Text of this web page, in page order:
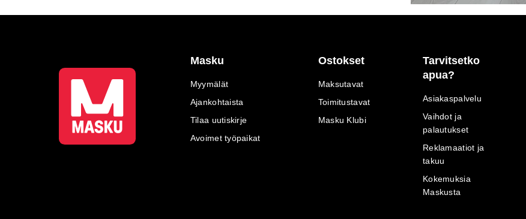
Masku
Myymälät
Ajankohtaista
Tilaa uutiskirje
Avoimet työpaikat
Ostokset
Maksutavat
Toimitustavat
Masku Klubi
Tarvitsetko
apua?
Asiakaspalvelu
Vaihdot ja
palautukset
Reklamaatiot ja
takuu
Kokemuksia
Maskusta